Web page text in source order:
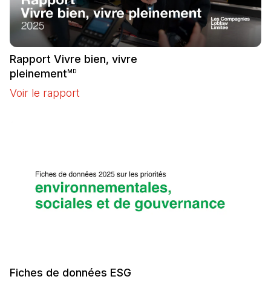
Rapport Vivre bien, vivre
pleinementMD
Voir le rapport
Fiches de données ESG